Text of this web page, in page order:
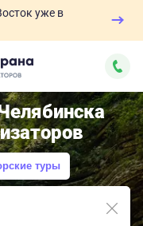
уже в
туры